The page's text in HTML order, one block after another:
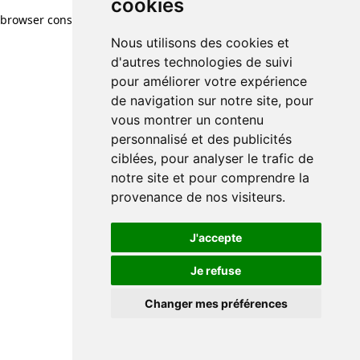
cookies
Nous utilisons des cookies et
d'autres technologies de suivi
pour améliorer votre expérience
de navigation sur notre site, pour
vous montrer un contenu
personnalisé et des publicités
ciblées, pour analyser le trafic de
notre site et pour comprendre la
provenance de nos visiteurs.
J'accepte
Je refuse
Changer mes préférences
browser console for more information)